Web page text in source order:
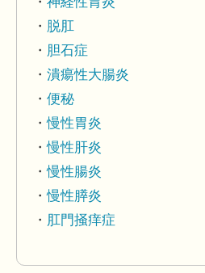
脱肛
胆石症
潰瘍性大腸炎
便秘
慢性胃炎
慢性肝炎
慢性腸炎
慢性膵炎
肛門掻痒症